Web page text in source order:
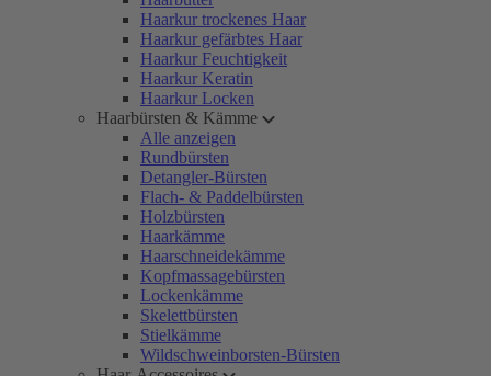
Haarkur trockenes Haar
Haarkur gefärbtes Haar
Haarkur Feuchtigkeit
Haarkur Keratin
Haarkur Locken
Haarbürsten & Kämme
Alle anzeigen
Rundbürsten
Detangler-Bürsten
Flach- & Paddelbürsten
Holzbürsten
Haarkämme
Haarschneidekämme
Kopfmassagebürsten
Lockenkämme
Skelettbürsten
Stielkämme
Wildschweinborsten-Bürsten